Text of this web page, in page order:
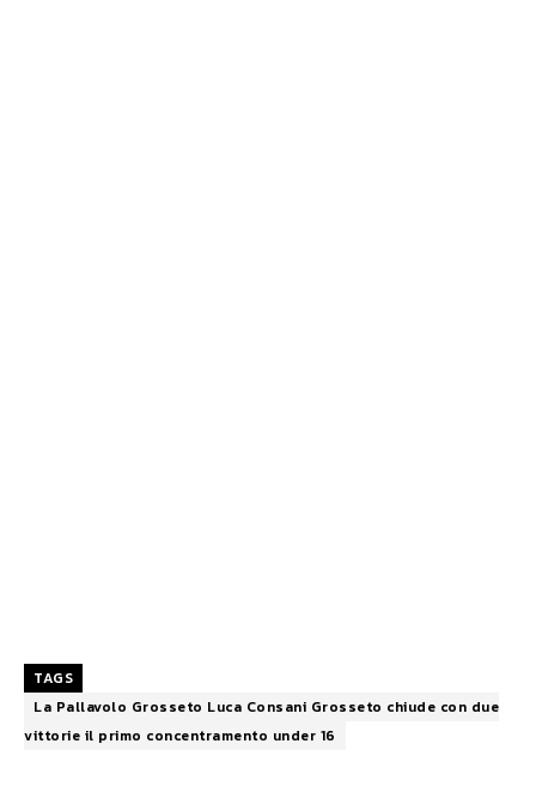
TAGS
La Pallavolo Grosseto Luca Consani Grosseto chiude con due
vittorie il primo concentramento under 16